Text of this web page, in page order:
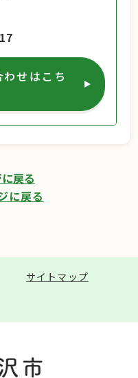
せはこち
戻る
に戻る
サイトマップ